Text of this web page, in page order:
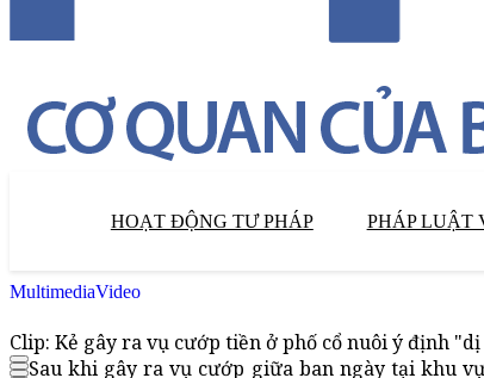
HOẠT ĐỘNG TƯ PHÁP PHÁP LUẬT
MultimediaVideo
Clip: Kẻ gây ra vụ cướp tiền ở phố cổ nuôi ý định
Sau khi gây ra vụ cướp giữa ban ngày tại khu